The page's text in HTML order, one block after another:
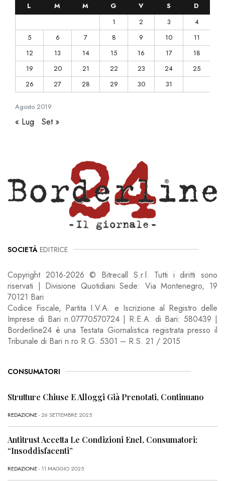
Agosto 2019
L M M G V S
D
1
2 3
4
5
6 7 8 9 10
11
12
13 14 15 16 17
18
19
20 21 22 23 24
25
26
27 28 29 30 31
« Lug Set »
SOCIETÀ EDITRICE
Copyright 2016-2026 © Bitrecall S.r.l. Tutti i diritti sono
riservati | Divisione Quotidiani Sede: Via Montenegro, 19
70121 Bari
Codice Fiscale, Partita I.V.A. e Iscrizione al Registro delle
Imprese di Bari n.07770570724 | R.E.A. di Bari: 580439 |
Borderline24 è una Testata Giornalistica registrata presso il
Tribunale di Bari n.ro R.G. 5301 – R.S. 21 / 2015
CONSUMATORI
Strutture Chiuse E Alloggi Già Prenotati, Continuano
REDAZIONE- 26 SETTEMBRE 2025
Antitrust Accetta Le Condizioni Enel, Consumatori:
“Insoddisfacenti”
REDAZIONE- 11 MAGGIO 2025